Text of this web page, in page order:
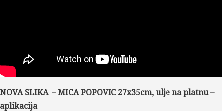
NOVA SLIKA – MICA POPOVIC 27x35cm, ulje na platnu –
aplikacija